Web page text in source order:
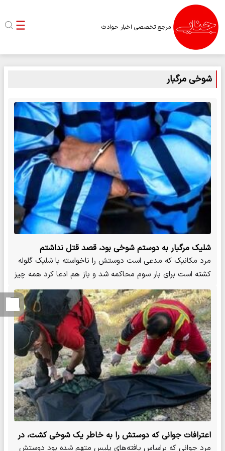
مرجع تخصصی اخبار حوادث
شوخی مرگبار
شلیک مرگبار به دوستم شوخی بود، قصد قتل نداشتم
مرد مکانیک که مدعی است دوستش را ناخواسته با شلیک گلوله
کشته‌ است برای بار سوم محاکمه شد و باز هم ادعا کرد همه چیز
شوخی …
اعترافات جوانی که دوستش را به خاطر یک شوخی کشت، در
بشکه اسید انداخت و آتش زد
مرد جوانی که براساس یافته‌های پلیس متهم شده بود دوستش